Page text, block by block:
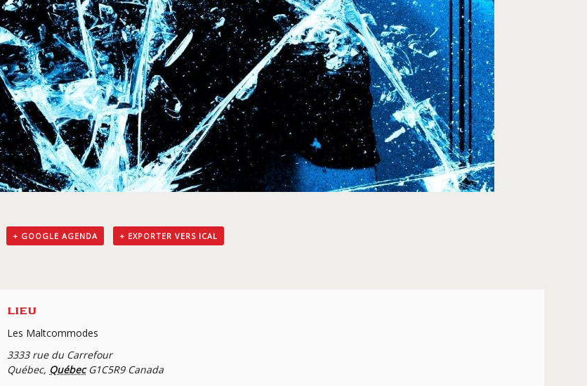
+ GOOGLE AGENDA + EXPORTER VERS ICAL
LIEU
Les Maltcommodes
3333 rue du Carrefour
Québec, Québec G1C5R9 Canada